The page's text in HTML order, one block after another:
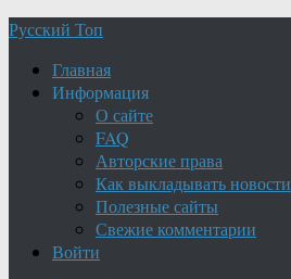
Русский Топ
Главная
Информация
О сайте
FAQ
Авторские права
Как выкладывать новости
Полезные сайты
Свежие комментарии
Войти